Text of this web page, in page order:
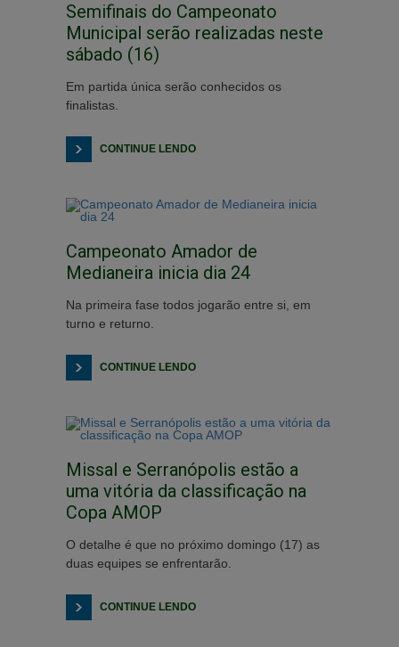
Semifinais do Campeonato
Municipal serão realizadas neste
sábado (16)
Em partida única serão conhecidos os
finalistas.
CONTINUE LENDO
Campeonato Amador de
Medianeira inicia dia 24
Na primeira fase todos jogarão entre si, em
turno e returno.
CONTINUE LENDO
Missal e Serranópolis estão a
uma vitória da classificação na
Copa AMOP
O detalhe é que no próximo domingo (17) as
duas equipes se enfrentarão.
CONTINUE LENDO